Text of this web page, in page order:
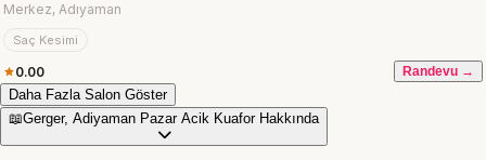
Merkez, Adıyaman
Saç Kesimi
0.00 Randevu →
Daha Fazla Salon Göster
📖Gerger, Adiyaman Pazar Acik Kuafor Hakkında